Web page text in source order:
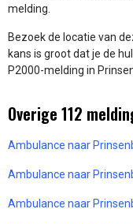
melding.
Bezoek de locatie van
kans is groot dat je de
P2000-melding in
Overige 112
Ambulance naar
Ambulance naar
Ambulance naar